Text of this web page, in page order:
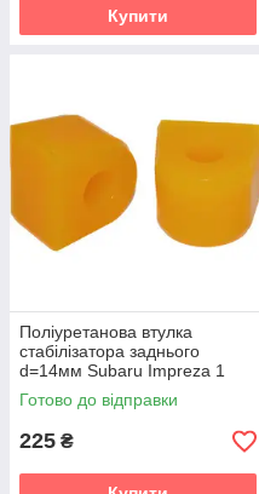
Купити
Поліуретанова втулка
стабілізатора заднього
d=14мм Subaru Impreza 1
gen. (GC) Купе (1995-2000)
v19
Готово до відправки
225 ₴